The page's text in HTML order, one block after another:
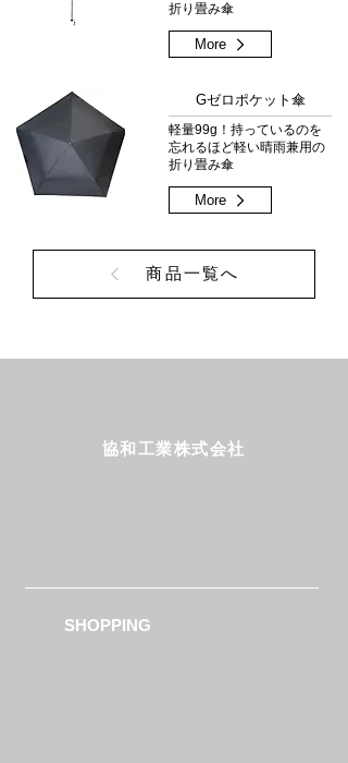
折り畳み傘
More
Gゼロポケット傘
軽量99g！持っているのを
忘れるほど軽い晴雨兼用の
折り畳み傘
More
商品一覧へ
協和工業株式会社
SHOPPING